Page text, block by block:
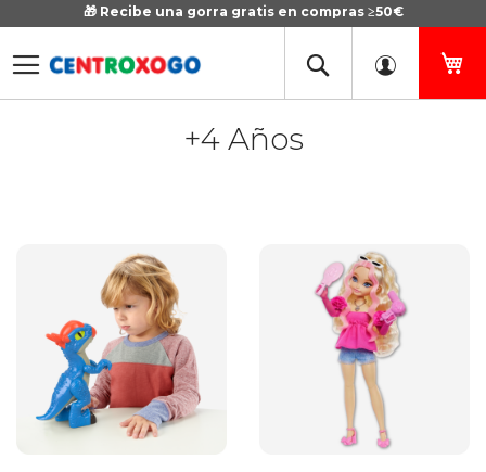
🎁 Recibe una gorra gratis en compras ≥50€
Ir
+4 Años